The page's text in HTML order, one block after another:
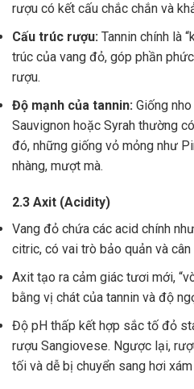
rượu có kết cấu chắc chắn và
Cấu trúc rượu: Tannin chính là
trúc của vang đỏ, góp phần
rượu.
Độ mạnh của tannin: Giống
Sauvignon hoặc Syrah thường
đó, những giống vỏ mỏng như
nhàng, mượt mà.
2.3 Axit (Acidity)
Vang đỏ chứa các acid chính
citric, có vai trò bảo quản và cân
Axit tạo ra cảm giác tươi mới,
bằng vị chát của tannin và độ
Độ pH thấp kết hợp sắc tố đỏ
rượu Sangiovese. Ngược lại,
tối và dễ bị chuyển sang hơi xám